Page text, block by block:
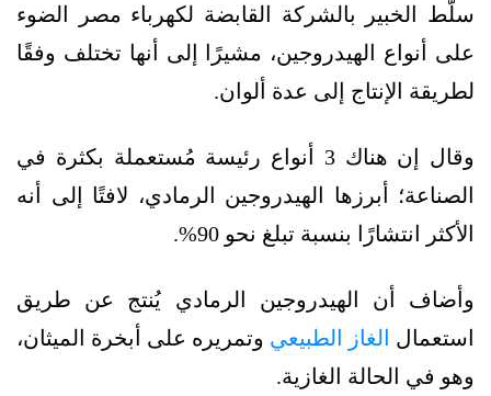
سلّط الخبير بالشركة القابضة لكهرباء مصر الضوء
على أنواع الهيدروجين، مشيرًا إلى أنها تختلف وفقًا
لطريقة الإنتاج إلى عدة ألوان.
وقال إن هناك 3 أنواع رئيسة مُستعملة بكثرة في
الصناعة؛ أبرزها الهيدروجين الرمادي، لافتًا إلى أنه
الأكثر انتشارًا بنسبة تبلغ نحو 90%.
وأضاف أن الهيدروجين الرمادي يُنتج عن طريق
استعمال الغاز الطبيعي وتمريره على أبخرة الميثان،
وهو في الحالة الغازية.